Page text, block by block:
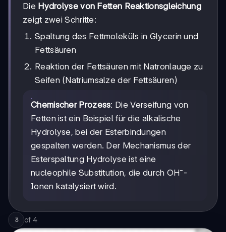
Die Hydrolyse von Fetten Reaktionsgleichung
zeigt zwei Schritte:
Spaltung des Fettmoleküls in Glycerin und
Fettsäuren
Reaktion der Fettsäuren mit Natronlauge zu
Seifen (Natriumsalze der Fettsäuren)
Chemischer Prozess: Die Verseifung von
Fetten ist ein Beispiel für die alkalische
Hydrolyse, bei der Esterbindungen
gespalten werden. Der Mechanismus der
Esterspaltung Hydrolyse ist eine
nucleophile Substitution, die durch OH⁻-
Ionen katalysiert wird.
3 of 4